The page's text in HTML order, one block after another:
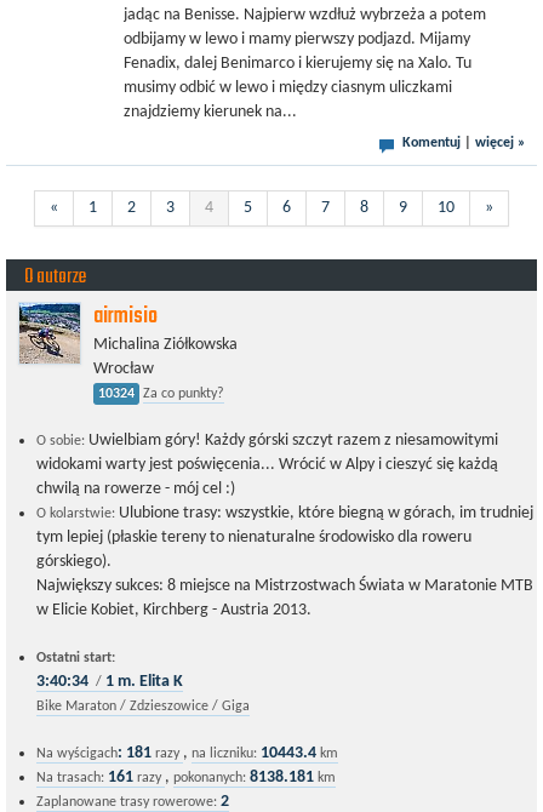
jadąc na Benisse. Najpierw wzdłuż wybrzeża a potem
odbijamy w lewo i mamy pierwszy podjazd. Mijamy
Fenadix, dalej Benimarco i kierujemy się na Xalo. Tu
musimy odbić w lewo i między ciasnym uliczkami
znajdziemy kierunek na...
Komentuj więcej »
« 1 2 3 4 5 6 7 8 9 10 »
O autorze
airmisio
Michalina Ziółkowska
Wrocław
10324 Za co punkty?
O sobie: Uwielbiam góry! Każdy górski szczyt razem z niesamowitymi
widokami warty jest poświęcenia... Wrócić w Alpy i cieszyć się każdą
chwilą na rowerze - mój cel :)
O kolarstwie: Ulubione trasy: wszystkie, które biegną w górach, im trudniej
tym lepiej (płaskie tereny to nienaturalne środowisko dla roweru
górskiego).
Największy sukces: 8 miejsce na Mistrzostwach Świata w Maratonie MTB
w Elicie Kobiet, Kirchberg - Austria 2013.
Ostatni start:
3:40:34 / 1 m. Elita K
Bike Maraton / Zdzieszowice / Giga
Na wyścigach: 181 razy , na liczniku: 10443.4 km
Na trasach: 161 razy , pokonanych: 8138.181 km
Zaplanowane trasy rowerowe: 2